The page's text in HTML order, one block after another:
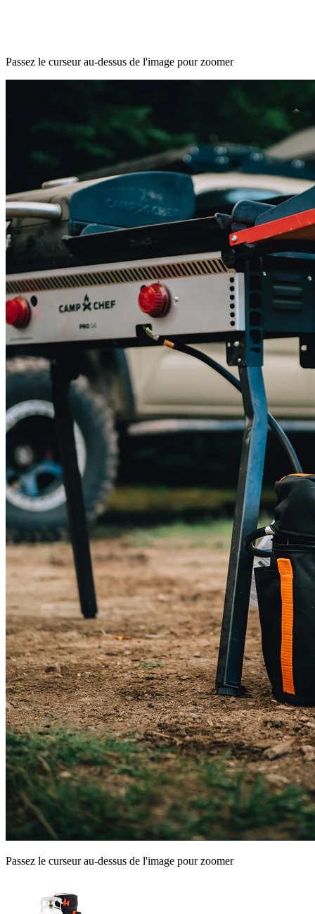
Passez le curseur au-dessus de l'image pour zoomer
Passez le curseur au-dessus de l'image pour zoomer